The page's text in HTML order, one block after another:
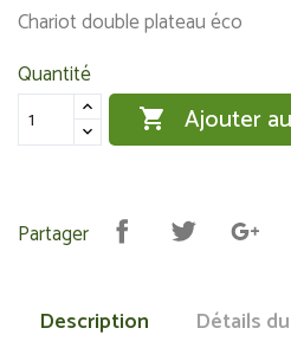
Chariot double plateau éco
Quantité
 Ajouter
Partager
Description Détails